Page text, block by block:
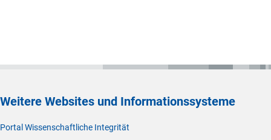
Weitere Websites und Informationssysteme
Portal Wissenschaftliche Integrität